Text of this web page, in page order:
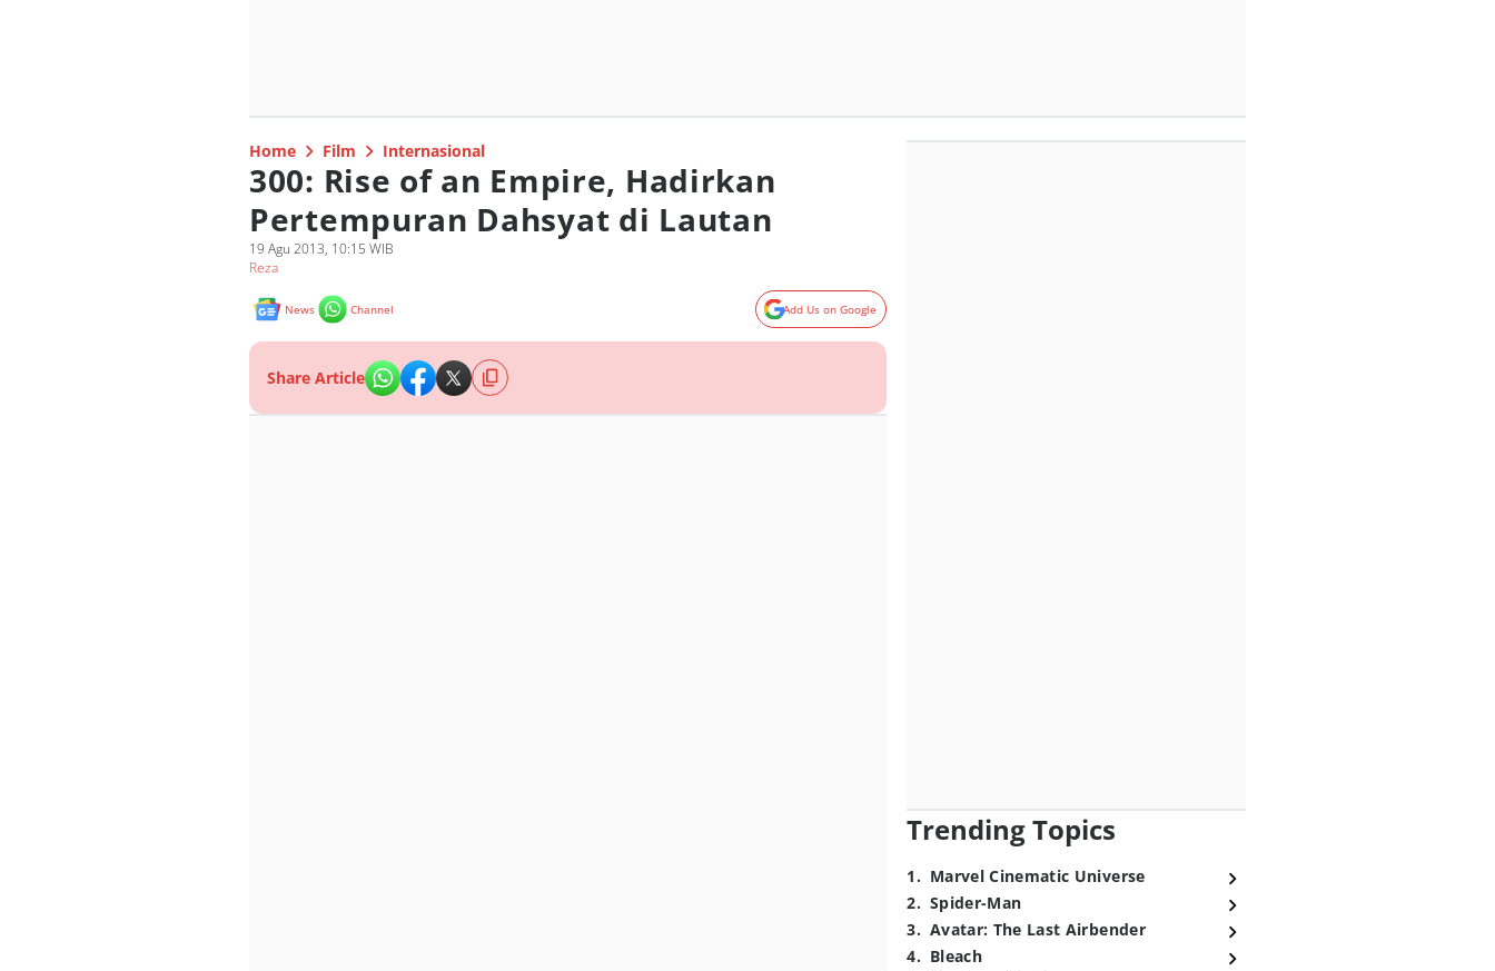
Home Film Internasional
300: Rise of an Empire, Hadirkan
Pertempuran Dahsyat di Lautan
19 Agu 2013, 10:15 WIB
Reza
News Channel Add Us on Google
Share Article
Trending Topics
1. Marvel Cinematic Universe
2. Spider-Man
3. Avatar: The Last Airbender
4. Bleach